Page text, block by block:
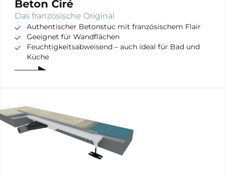
Beton Ciré
Das französische Original
Authentischer Betonstuc mit französischem Flair
Geeignet für Wandflächen
Feuchtigkeitsabweisend – auch ideal für Bad und
Küche